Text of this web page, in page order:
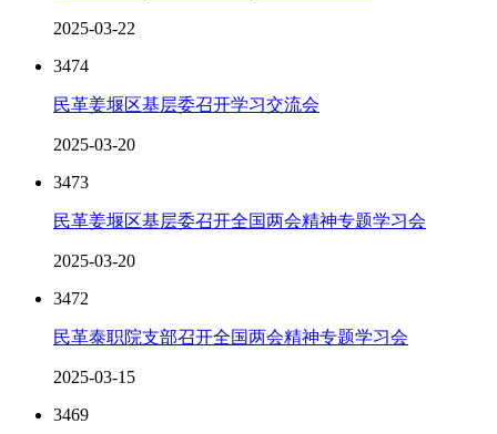
2025-03-22
3474
民革姜堰区基层委召开学习交流会
2025-03-20
3473
民革姜堰区基层委召开全国两会精神专题学习会
2025-03-20
3472
民革泰职院支部召开全国两会精神专题学习会
2025-03-15
3469